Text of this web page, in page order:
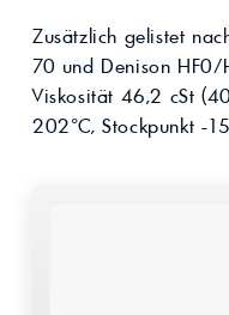
Prozessöle
für
& Beschichtungen
&
für Bauchemie &
anfragen
Zusätzlich gelistet
70 und Denison HF0/
Viskosität 46,2 cSt
202°C, Stockpunkt -